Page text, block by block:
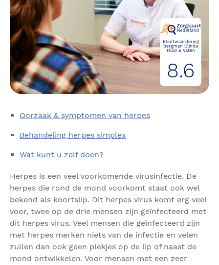
Klantwaardering
Bergman Clinics
Huid & Vaten
8.6
Oorzaak & symptomen van herpes
Behandeling herpes simplex
Wat kunt u zelf doen?
Herpes is een veel voorkomende virusinfectie. De
herpes die rond de mond voorkomt staat ook wel
bekend als koortslip. Dit herpes virus komt erg veel
voor, twee op de drie mensen zijn geïnfecteerd met
dit herpes virus. Veel mensen die geïnfecteerd zijn
met herpes merken niets van de infectie en velen
zullen dan ook geen plekjes op de lip of naast de
mond ontwikkelen. Voor mensen met een zeer